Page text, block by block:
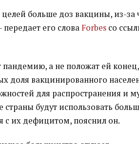
целей больше доз вакцины, из-за
его словаForbesсо
а не положат ей конец,
доля вакцинированного
для распространения и
будут использовать
с их дефицитом, пояснил он.